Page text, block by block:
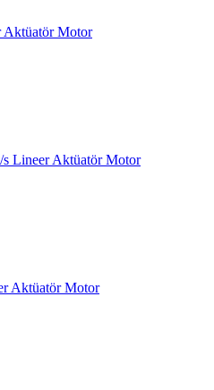
Aktüatör Motor
Lineer Aktüatör Motor
Aktüatör Motor